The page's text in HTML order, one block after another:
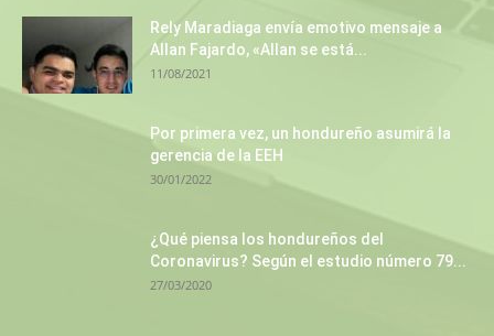
Rely Maradiaga envía emotivo mensaje a
Allan Fajardo, «Allan se está...
11/08/2021
Por primera vez, un hondureño asumirá la
gerencia de la EEH
30/01/2022
¿Qué piensa los hondureños del
Coronavirus? Según el estudio número 79...
27/03/2020